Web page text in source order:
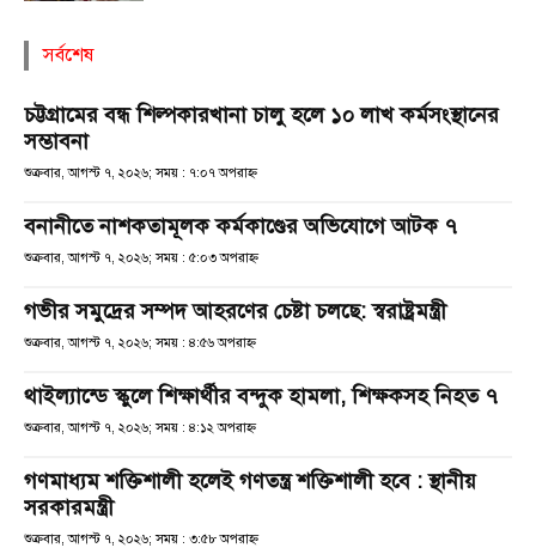
সর্বশেষ
চট্টগ্রামের বন্ধ শিল্পকারখানা চালু হলে ১০ লাখ কর্মসংস্থানের
সম্ভাবনা
শুক্রবার, আগস্ট ৭, ২০২৬; সময় : ৭:০৭ অপরাহ্ণ
বনানীতে নাশকতামূলক কর্মকাণ্ডের অভিযোগে আটক ৭
শুক্রবার, আগস্ট ৭, ২০২৬; সময় : ৫:০৩ অপরাহ্ণ
গভীর সমুদ্রের সম্পদ আহরণের চেষ্টা চলছে: স্বরাষ্ট্রমন্ত্রী
শুক্রবার, আগস্ট ৭, ২০২৬; সময় : ৪:৫৬ অপরাহ্ণ
থাইল্যান্ডে স্কুলে শিক্ষার্থীর বন্দুক হামলা, শিক্ষকসহ নিহত ৭
শুক্রবার, আগস্ট ৭, ২০২৬; সময় : ৪:১২ অপরাহ্ণ
গণমাধ্যম শক্তিশালী হলেই গণতন্ত্র শক্তিশালী হবে : স্থানীয়
সরকারমন্ত্রী
শুক্রবার, আগস্ট ৭, ২০২৬; সময় : ৩:৫৮ অপরাহ্ণ